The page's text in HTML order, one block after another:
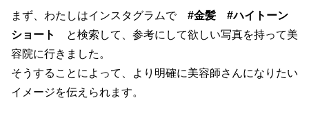
まず、わたしはインスタグラムで#金髪 #ハイトーン
ショート
と検索して、参考にして欲しい写真を持って美
容院に行きました。
そうすることによって、より明確に美容師さんになりたい
イメージを伝えられます。